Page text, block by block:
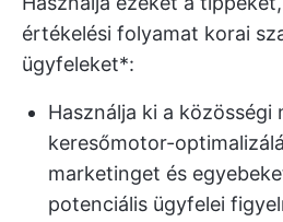
értékelési folyamat korai
ügyfeleket*:
Használja ki a közösségi
keresőmotor-
marketinget és
potenciális ügyfelei